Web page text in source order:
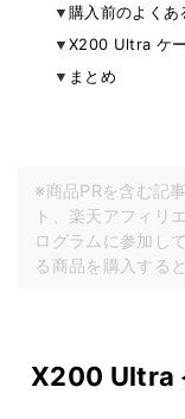
購入前のよくあ
X200 Ultra ケ
まとめ
※商品PRを含む記
ト、楽天アフィリ
ログラムに参加し
る商品を購入する
X200 Ultra